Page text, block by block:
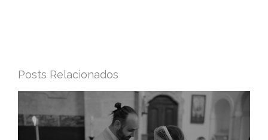
Posts Relacionados